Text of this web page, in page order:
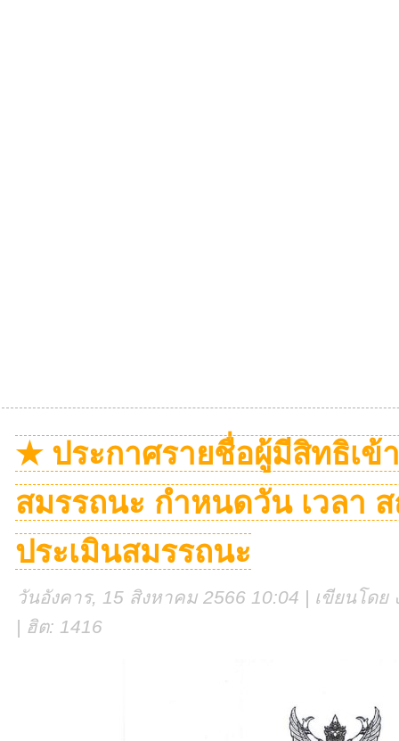
★ ประกาศรายชื่อผู้มีสิทธิเข้
สมรรถนะ กำหนดวัน เวลา
ประเมินสมรรถนะ
วันอังคาร, 15 สิงหาคม 2566 10:04 | เขียนโด
| ฮิต: 1416